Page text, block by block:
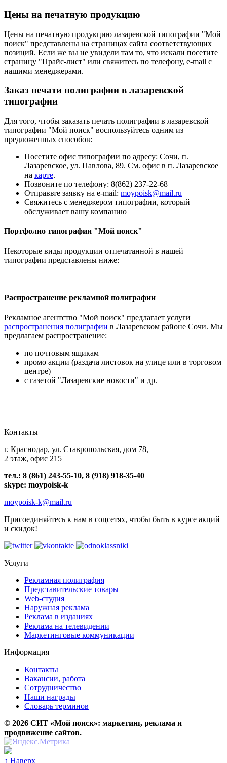
Цены на печатную продукцию
Цены на печатную продукцию лазаревской типографии "Мой
поиск" представлены на страницах сайта соответствующих
позиций. Если же вы не увидели там то, что искали посетите
страницу "Прайс-лист" или свяжитесь по телефону, e-mail с
нашими менеджерами.
Заказ печати полиграфии в лазаревской
типографии
Для того, чтобы заказать печать полиграфии в лазаревской
типографии "Мой поиск" воспользуйтесь одним из
предложенных способов:
Посетите офис типографии по адресу: Сочи, п.
Лазаревское, ул. Павлова, 89. См. офис в п. Лазаревское
на карте.
Позвоните по телефону: 8(862) 237-22-68
Отправьте заявку на e-mail: moypoisk@mail.ru
Свяжитесь с менеджером типографии, который
обслуживает вашу компанию
Портфолио типографии "Мой поиск"
Некоторые виды продукции отпечатанной в нашей
типографии представлены ниже:
Распространение рекламной полиграфии
Рекламное агентство "Мой поиск" предлагает услуги
распространения полиграфии в Лазаревском районе Сочи. Мы
предлагаем распространение:
по почтовым ящикам
промо акции (раздача листовок на улице или в торговом
центре)
с газетой "Лазаревские новости" и др.
Контакты
г. Краснодар, ул. Ставропольская, дом 78,
2 этаж, офис 215
тел.: 8 (861) 243-55-10, 8 (918) 918-35-40
skype: moypoisk-k
moypoisk-k@mail.ru
Присоединяйтесь к нам в соцсетях, чтобы быть в курсе акций
и скидок!
Услуги
Рекламная полиграфия
Представительские товары
Web-студия
Наружная реклама
Реклама в изданиях
Реклама на телевидении
Маркетинговые коммуникации
Информация
Контакты
Вакансии, работа
Сотрудничество
Наши награды
Словарь терминов
© 2026 СИТ «Мой поиск»: маркетинг, реклама и
продвижение сайтов.
↑ Наверх